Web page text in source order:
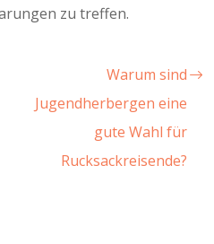
zu treffen.
Warum sind
Jugendherbergen eine
gute Wahl für
Rucksackreisende?